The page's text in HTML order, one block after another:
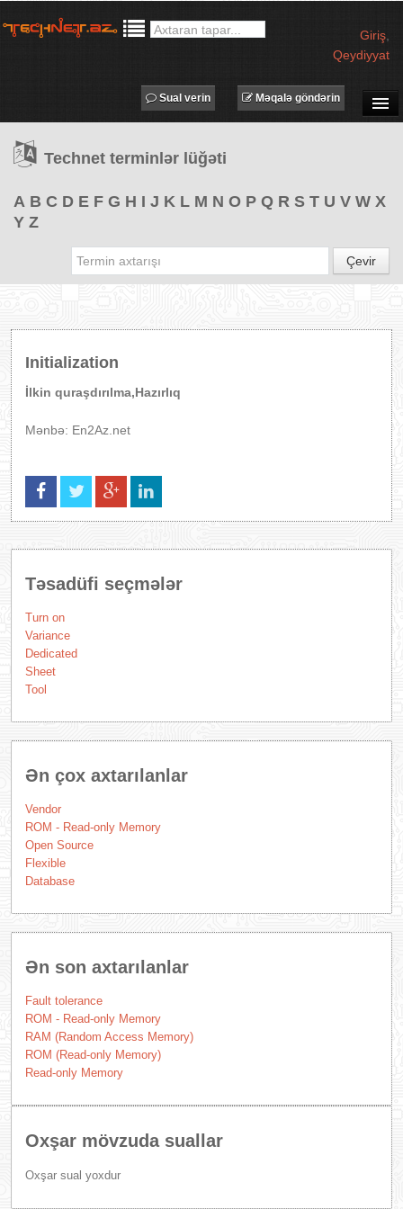
Giriş
Qeydiyyat
TƏDBİRLƏR
PROQRAMLAR
Məqalə göndərin
Sual verin
Technet terminlər lüğəti
A B C D E F G H I J K L M N O P Q R S T U V W X
Y Z
Çevir
Initialization
İlkin quraşdırılma,Hazırlıq
Mənbə: En2Az.net
Təsadüfi seçmələr
Turn on
Variance
Dedicated
Sheet
Tool
Ən çox axtarılanlar
Vendor
ROM - Read-only Memory
Open Source
Flexible
Database
Ən son axtarılanlar
Fault tolerance
ROM - Read-only Memory
RAM (Random Access Memory)
ROM (Read-only Memory)
Read-only Memory
Oxşar mövzuda suallar
Oxşar sual yoxdur